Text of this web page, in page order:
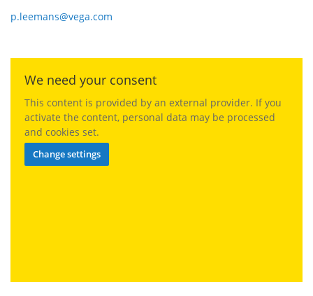
p.leemans@vega.com
We need your consent
This content is provided by an external provider. If you
activate the content, personal data may be processed
and cookies set.
Change settings